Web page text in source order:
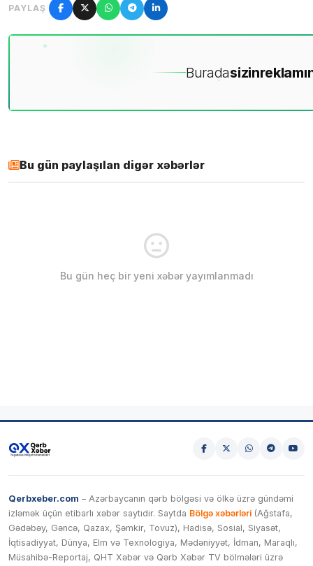
PAYLAŞ
Buradasizin
Bu gün paylaşılan digər xəbərlər
Bu gün heç bir yeni xəbər yayımlanmadı
Qerbxeber.com – Azərbaycanın qərb bölgəsi və ölkə üzrə gündəmi
izləmək üçün etibarlı xəbər saytıdır. Saytda Bölgə xəbərləri (Ağstafa,
Gədəbəy, Gəncə, Qazax, Şəmkir, Tovuz), Hadisə, Sosial, Siyasət,
İqtisadiyyat, Dünya, Elm və Texnologiya, Mədəniyyət, İdman, Maraqlı,
Müsahibə-Reportaj, QHT Xəbər və Qərb Xəbər TV bölmələri üzrə